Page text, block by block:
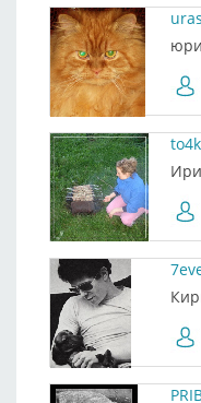
uras